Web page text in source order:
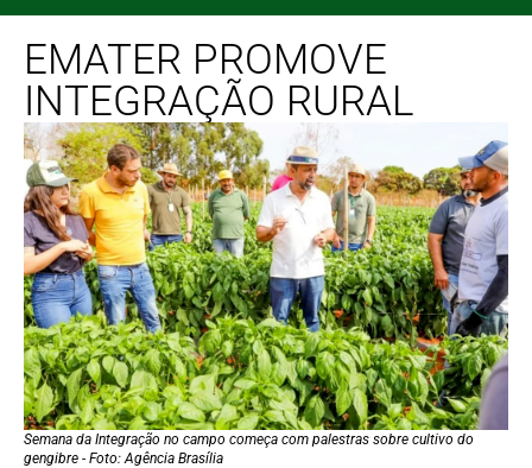
EMATER PROMOVE
INTEGRAÇÃO RURAL
Semana da Integração no campo começa com palestras sobre cultivo do
gengibre - Foto: Agência Brasília